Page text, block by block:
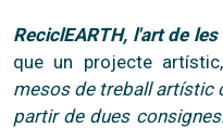
ReciclEARTH, l'art de
que un projecte
mesos de treball artístic
partir de dues